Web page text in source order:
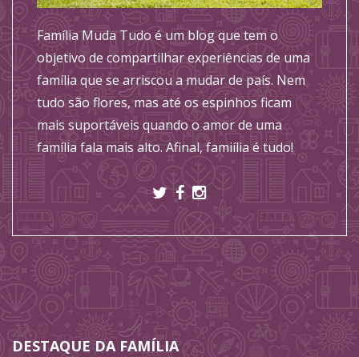
Família Muda Tudo é um blog que tem o
objetivo de compartilhar experiências de uma
família que se arriscou a mudar de país. Nem
tudo são flores, mas até os espinhos ficam
mais suportáveis quando o amor de uma
família fala mais alto. Afinal, famiília é tudo!
DESTAQUE DA FAMÍLIA